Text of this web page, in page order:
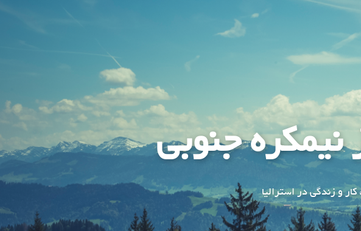
نیمکره جنوبی
و زندگی در استرالیا